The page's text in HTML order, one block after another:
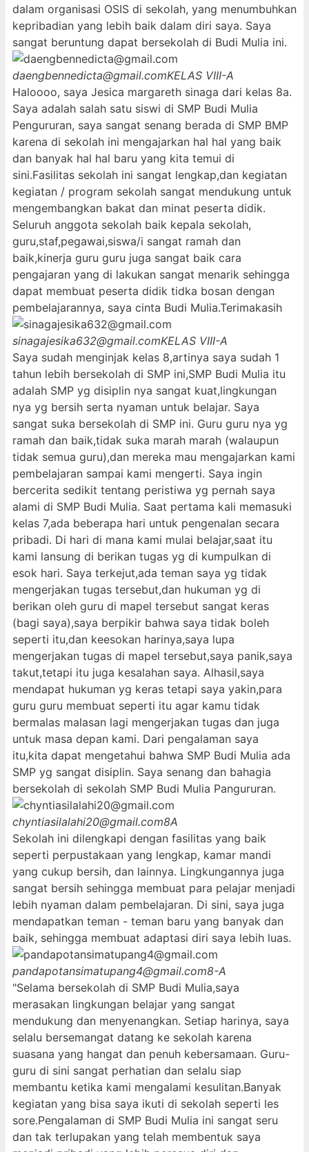
dalam organisasi OSIS di sekolah, yang menumbuhkan
kepribadian yang lebih baik dalam diri saya. Saya
sangat beruntung dapat bersekolah di Budi Mulia ini.
daengbennedicta@gmail.comKELAS VIII-A
Haloooo, saya Jesica margareth sinaga dari kelas 8a.
Saya adalah salah satu siswi di SMP Budi Mulia
Pengururan, saya sangat senang berada di SMP BMP
karena di sekolah ini mengajarkan hal hal yang baik
dan banyak hal hal baru yang kita temui di
sini.Fasilitas sekolah ini sangat lengkap,dan kegiatan
kegiatan / program sekolah sangat mendukung untuk
mengembangkan bakat dan minat peserta didik.
Seluruh anggota sekolah baik kepala sekolah,
guru,staf,pegawai,siswa/i sangat ramah dan
baik,kinerja guru guru juga sangat baik cara
pengajaran yang di lakukan sangat menarik sehingga
dapat membuat peserta didik tidka bosan dengan
pembelajarannya, saya cinta Budi Mulia.Terimakasih
sinagajesika632@gmail.comKELAS VIII-A
Saya sudah menginjak kelas 8,artinya saya sudah 1
tahun lebih bersekolah di SMP ini,SMP Budi Mulia itu
adalah SMP yg disiplin nya sangat kuat,lingkungan
nya yg bersih serta nyaman untuk belajar. Saya
sangat suka bersekolah di SMP ini. Guru guru nya yg
ramah dan baik,tidak suka marah marah (walaupun
tidak semua guru),dan mereka mau mengajarkan kami
pembelajaran sampai kami mengerti. Saya ingin
bercerita sedikit tentang peristiwa yg pernah saya
alami di SMP Budi Mulia. Saat pertama kali memasuki
kelas 7,ada beberapa hari untuk pengenalan secara
pribadi. Di hari di mana kami mulai belajar,saat itu
kami lansung di berikan tugas yg di kumpulkan di
esok hari. Saya terkejut,ada teman saya yg tidak
mengerjakan tugas tersebut,dan hukuman yg di
berikan oleh guru di mapel tersebut sangat keras
(bagi saya),saya berpikir bahwa saya tidak boleh
seperti itu,dan keesokan harinya,saya lupa
mengerjakan tugas di mapel tersebut,saya panik,saya
takut,tetapi itu juga kesalahan saya. Alhasil,saya
mendapat hukuman yg keras tetapi saya yakin,para
guru guru membuat seperti itu agar kamu tidak
bermalas malasan lagi mengerjakan tugas dan juga
untuk masa depan kami. Dari pengalaman saya
itu,kita dapat mengetahui bahwa SMP Budi Mulia ada
SMP yg sangat disiplin. Saya senang dan bahagia
bersekolah di sekolah SMP Budi Mulia Pangururan.
chyntiasilalahi20@gmail.com8A
Sekolah ini dilengkapi dengan fasilitas yang baik
seperti perpustakaan yang lengkap, kamar mandi
yang cukup bersih, dan lainnya. Lingkungannya juga
sangat bersih sehingga membuat para pelajar menjadi
lebih nyaman dalam pembelajaran. Di sini, saya juga
mendapatkan teman - teman baru yang banyak dan
baik, sehingga membuat adaptasi diri saya lebih luas.
pandapotansimatupang4@gmail.com8-A
"Selama bersekolah di SMP Budi Mulia,saya
merasakan lingkungan belajar yang sangat
mendukung dan menyenangkan. Setiap harinya, saya
selalu bersemangat datang ke sekolah karena
suasana yang hangat dan penuh kebersamaan. Guru-
guru di sini sangat perhatian dan selalu siap
membantu ketika kami mengalami kesulitan.Banyak
kegiatan yang bisa saya ikuti di sekolah seperti les
sore.Pengalaman di SMP Budi Mulia ini sangat seru
dan tak terlupakan yang telah membentuk saya